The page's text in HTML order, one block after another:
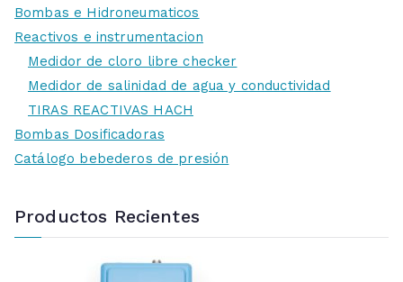
Bombas e Hidroneumaticos
Reactivos e instrumentacion
Medidor de cloro libre checker
Medidor de salinidad de agua y conductividad
TIRAS REACTIVAS HACH
Bombas Dosificadoras
Catálogo bebederos de presión
Productos Recientes